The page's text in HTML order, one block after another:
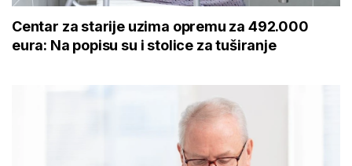
Centar za starije uzima opremu za 492.000
eura: Na popisu su i stolice za tuširanje